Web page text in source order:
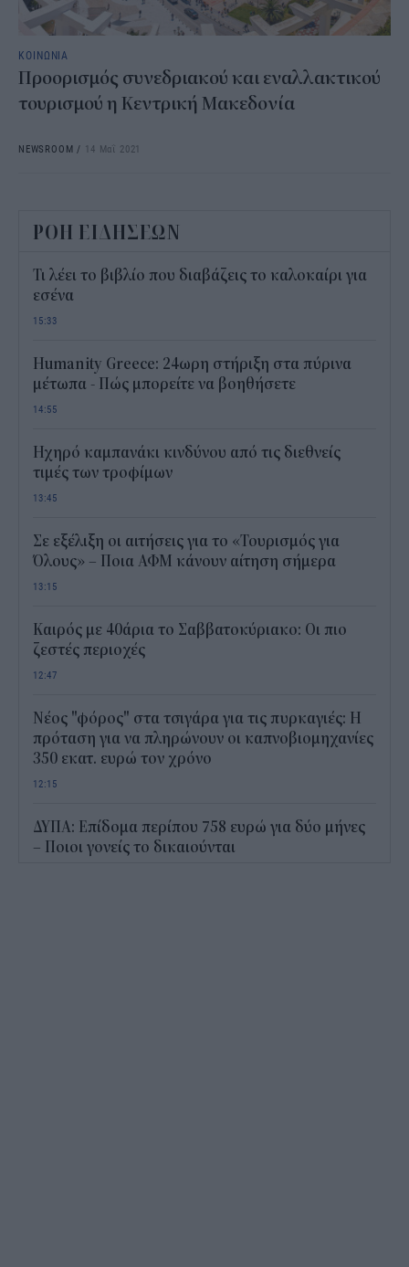
ΚΟΙΝΩΝΙΑ
Προορισμός συνεδριακού και εναλλακτικού
τουρισμού η Κεντρική Μακεδονία
NEWSROOM / 14 Μαΐ 2021
ΡΟΗ ΕΙΔΗΣΕΩΝ
Τι λέει το βιβλίο που διαβάζεις το καλοκαίρι για
εσένα
15:33
Humanity Greece: 24ωρη στήριξη στα πύρινα
μέτωπα - Πώς μπορείτε να βοηθήσετε
14:55
Ηχηρό καμπανάκι κινδύνου από τις διεθνείς
τιμές των τροφίμων
13:45
Σε εξέλιξη οι αιτήσεις για το «Τουρισμός για
Όλους» – Ποια ΑΦΜ κάνουν αίτηση σήμερα
13:15
Καιρός με 40άρια το Σαββατοκύριακο: Οι πιο
ζεστές περιοχές
12:47
Νέος "φόρος" στα τσιγάρα για τις πυρκαγιές: Η
πρόταση για να πληρώνουν οι καπνοβιομηχανίες
350 εκατ. ευρώ τον χρόνο
12:15
ΔΥΠΑ: Επίδομα περίπου 758 ευρώ για δύο μήνες
– Ποιοι γονείς το δικαιούνται